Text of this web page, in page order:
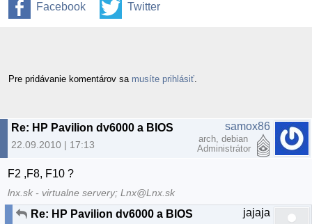
Facebook Twitter
Pre pridávanie komentárov sa musíte prihlásiť
Re: HP Pavilion dv6000 a BIOS
22.09.2010 | 17:13
samox86
arch, debian
Administrátor
F2 ,F8, F10 ?
lnx.sk - virtualne servery; Lnx@Lnx.sk
Re: HP Pavilion dv6000 a BIOS jajaja